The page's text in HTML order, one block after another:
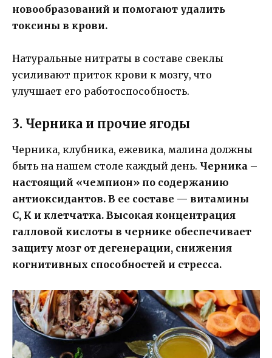
новообразований и помогают удалить
токсины в крови.
Натуральные нитраты в составе свеклы
усиливают приток крови к мозгу, что
улучшает его работоспособность.
3. Черника и прочие ягоды
Черника, клубника, ежевика, малина должны
быть на нашем столе каждый день. Черника –
настоящий «чемпион» по содержанию
антиоксидантов. В ее составе — витамины
С, К и клетчатка. Высокая концентрация
галловой кислоты в чернике обеспечивает
защиту мозг от дегенерации, снижения
когнитивных способностей и стресса.